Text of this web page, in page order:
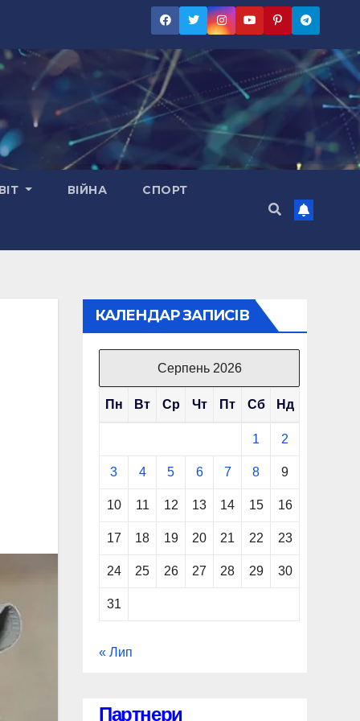
ВІЙНА СПОРТ
КАЛЕНДАР ЗАПИСІВ
Серпень 2026
Пн Вт Ср Чт Пт Сб Нд
1 2
3 4 5 6 7 8 9
10 11 12 13 14 15 16
17 18 19 20 21 22 23
24 25 26 27 28 29 30
31
« Лип
Партнери